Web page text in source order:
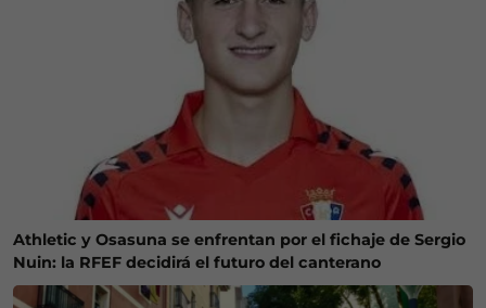
Athletic y Osasuna se enfrentan por el fichaje de Sergio
Nuin: la RFEF decidirá el futuro del canterano